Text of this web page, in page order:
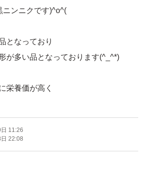
ニンニクです)^o^(
となっており
が多い品となっております(^_^*)
栄養価が高く
食べることによって
れる健康食品です♪
な福地ホワイト六片を使用し
11:26
22:08